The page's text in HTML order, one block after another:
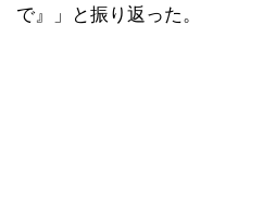
で』」と振り返った。